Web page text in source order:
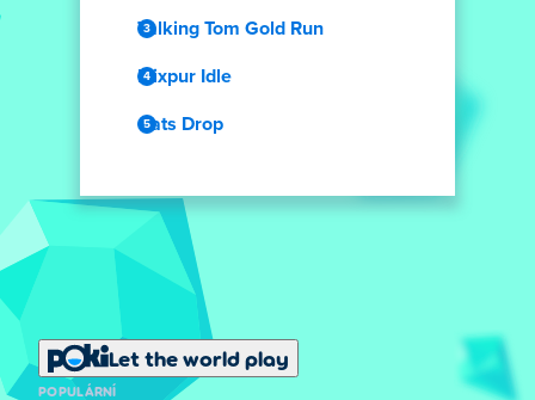
Talking Tom Gold Run
Elixpur Idle
Cats Drop
Let the world play
POPULÁRNÍ